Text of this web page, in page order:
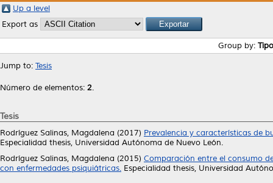
Up a level
Export as
Group by:
Jump to: Tesis
Número de elementos: 2.
Tesis
Rodríguez Salinas, Magdalena (2017) Prevalencia y características de
Especialidad thesis, Universidad Autónoma de Nuevo León.
Rodríguez Salinas, Magdalena (2015) Comparación entre el consumo
con enfermedades psiquiátricas. Especialidad thesis, Universidad